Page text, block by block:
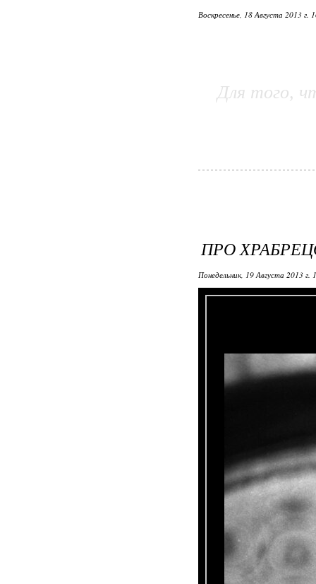
Воскресенье, 18 Августа 2013 г.
Для того,
ПРО
Понедельник, 19 Августа 2013 г.